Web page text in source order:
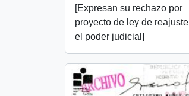
[Expresan su rechazo por
proyecto de ley de
el poder judicial]